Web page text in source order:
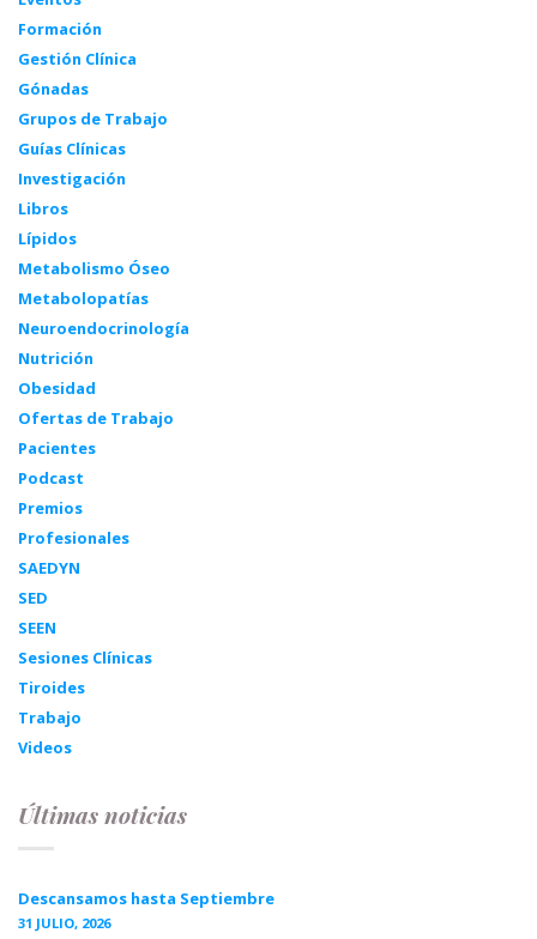
Formación
Gestión Clínica
Gónadas
Grupos de Trabajo
Guías Clínicas
Investigación
Libros
Lípidos
Metabolismo Óseo
Metabolopatías
Neuroendocrinología
Nutrición
Obesidad
Ofertas de Trabajo
Pacientes
Podcast
Premios
Profesionales
SAEDYN
SED
SEEN
Sesiones Clínicas
Tiroides
Trabajo
Videos
Últimas noticias
Descansamos hasta Septiembre
31 JULIO, 2026